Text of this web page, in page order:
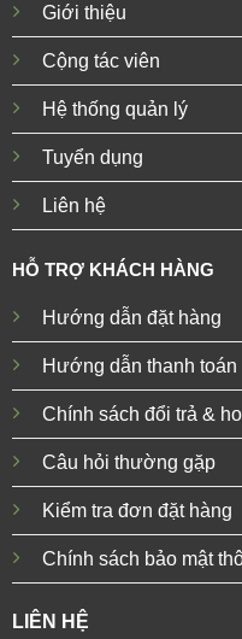
Giới thiệu
Cộng tác viên
Hệ thống quản lý
Tuyển dụng
Liên hệ
HỖ TRỢ KHÁCH HÀNG
Hướng dẫn đặt hàng
Hướng dẫn thanh toán
Chính sách đổi trả &
Câu hỏi thường gặp
Kiểm tra đơn đặt hàng
Chính sách bảo mật
LIÊN HỆ